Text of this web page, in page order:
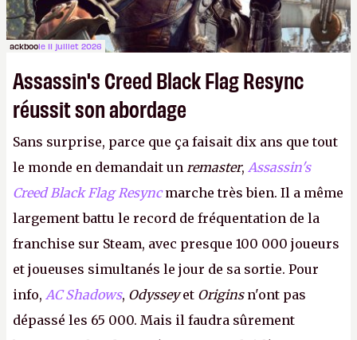
ackboole 11 juillet 2026
Assassin's Creed Black Flag Resync
réussit son abordage
Sans surprise, parce que ça faisait dix ans que tout
le monde en demandait un remaster, Assassin's
Creed Black Flag Resyncmarche très bien. Il a même
largement battu le record de fréquentation de la
franchise sur Steam, avec presque 100 000 joueurs
et joueuses simultanés le jour de sa sortie. Pour
info, AC Shadows, Odysseyet Originsn'ont pas
dépassé les 65 000. Mais il faudra sûrement